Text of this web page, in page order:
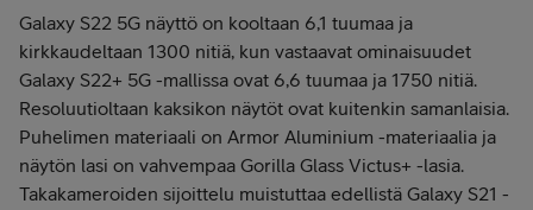
Galaxy S22 5G näyttö on kooltaan 6,1 tuumaa ja
kirkkaudeltaan 1300 nitiä, kun vastaavat ominaisuudet
Galaxy S22+ 5G -mallissa ovat 6,6 tuumaa ja 1750 nitiä.
Resoluutioltaan kaksikon näytöt ovat kuitenkin samanlaisia.
Puhelimen materiaali on Armor Aluminium -materiaalia ja
näytön lasi on vahvempaa Gorilla Glass Victus+ -lasia.
Takakameroiden sijoittelu muistuttaa edellistä Galaxy S21 -